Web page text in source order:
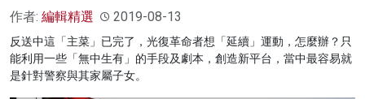
作者: 編輯精選 2019-08-13
反送中這「主菜」已完了，光復革命者想「延續」運動，怎麼辦？只
能利用一些「無中生有」的手段及劇本，創造新平台，當中最容易就
是針對警察與其家屬子女。